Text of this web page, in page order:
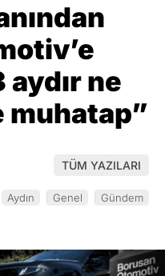
ne
muhatap”
TÜM YAZILARI
Aydın Genel Gündem